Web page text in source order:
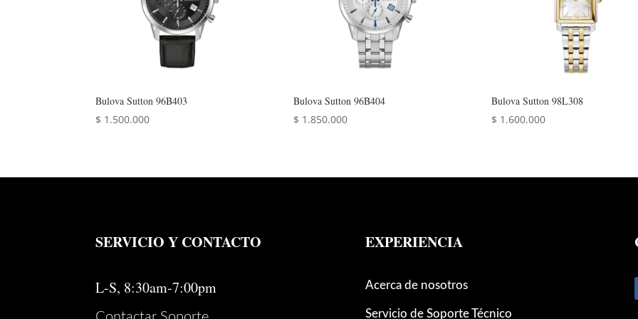
Bulova Sutton 96B403
$ 1.500.000
Bulova Sutton 96B404
$ 1.850.000
Bulova Sutton 98L308
$ 1.600.000
SERVICIO Y CONTACTO
L-S, 8:30am-7:00pm
EXPERIENCIA
Acerca de nosotros
Servicio de Soporte Técnico